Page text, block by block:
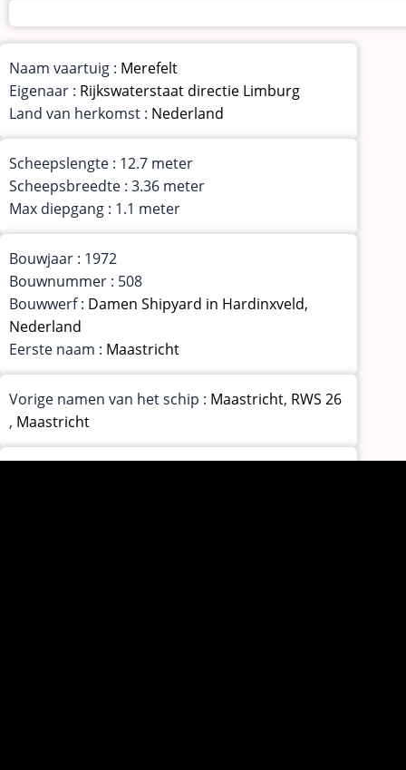
Naam vaartuig : Merefelt
Eigenaar : Rijkswaterstaat directie Limburg
Land van herkomst : Nederland
Scheepslengte : 12.7 meter
Scheepsbreedte : 3.36 meter
Max diepgang : 1.1 meter
Bouwjaar : 1972
Bouwnummer : 508
Bouwwerf : Damen Shipyard in Hardinxveld,
Nederland
Eerste naam : Maastricht
Vorige namen van het schip : Maastricht, RWS 26
, Maastricht